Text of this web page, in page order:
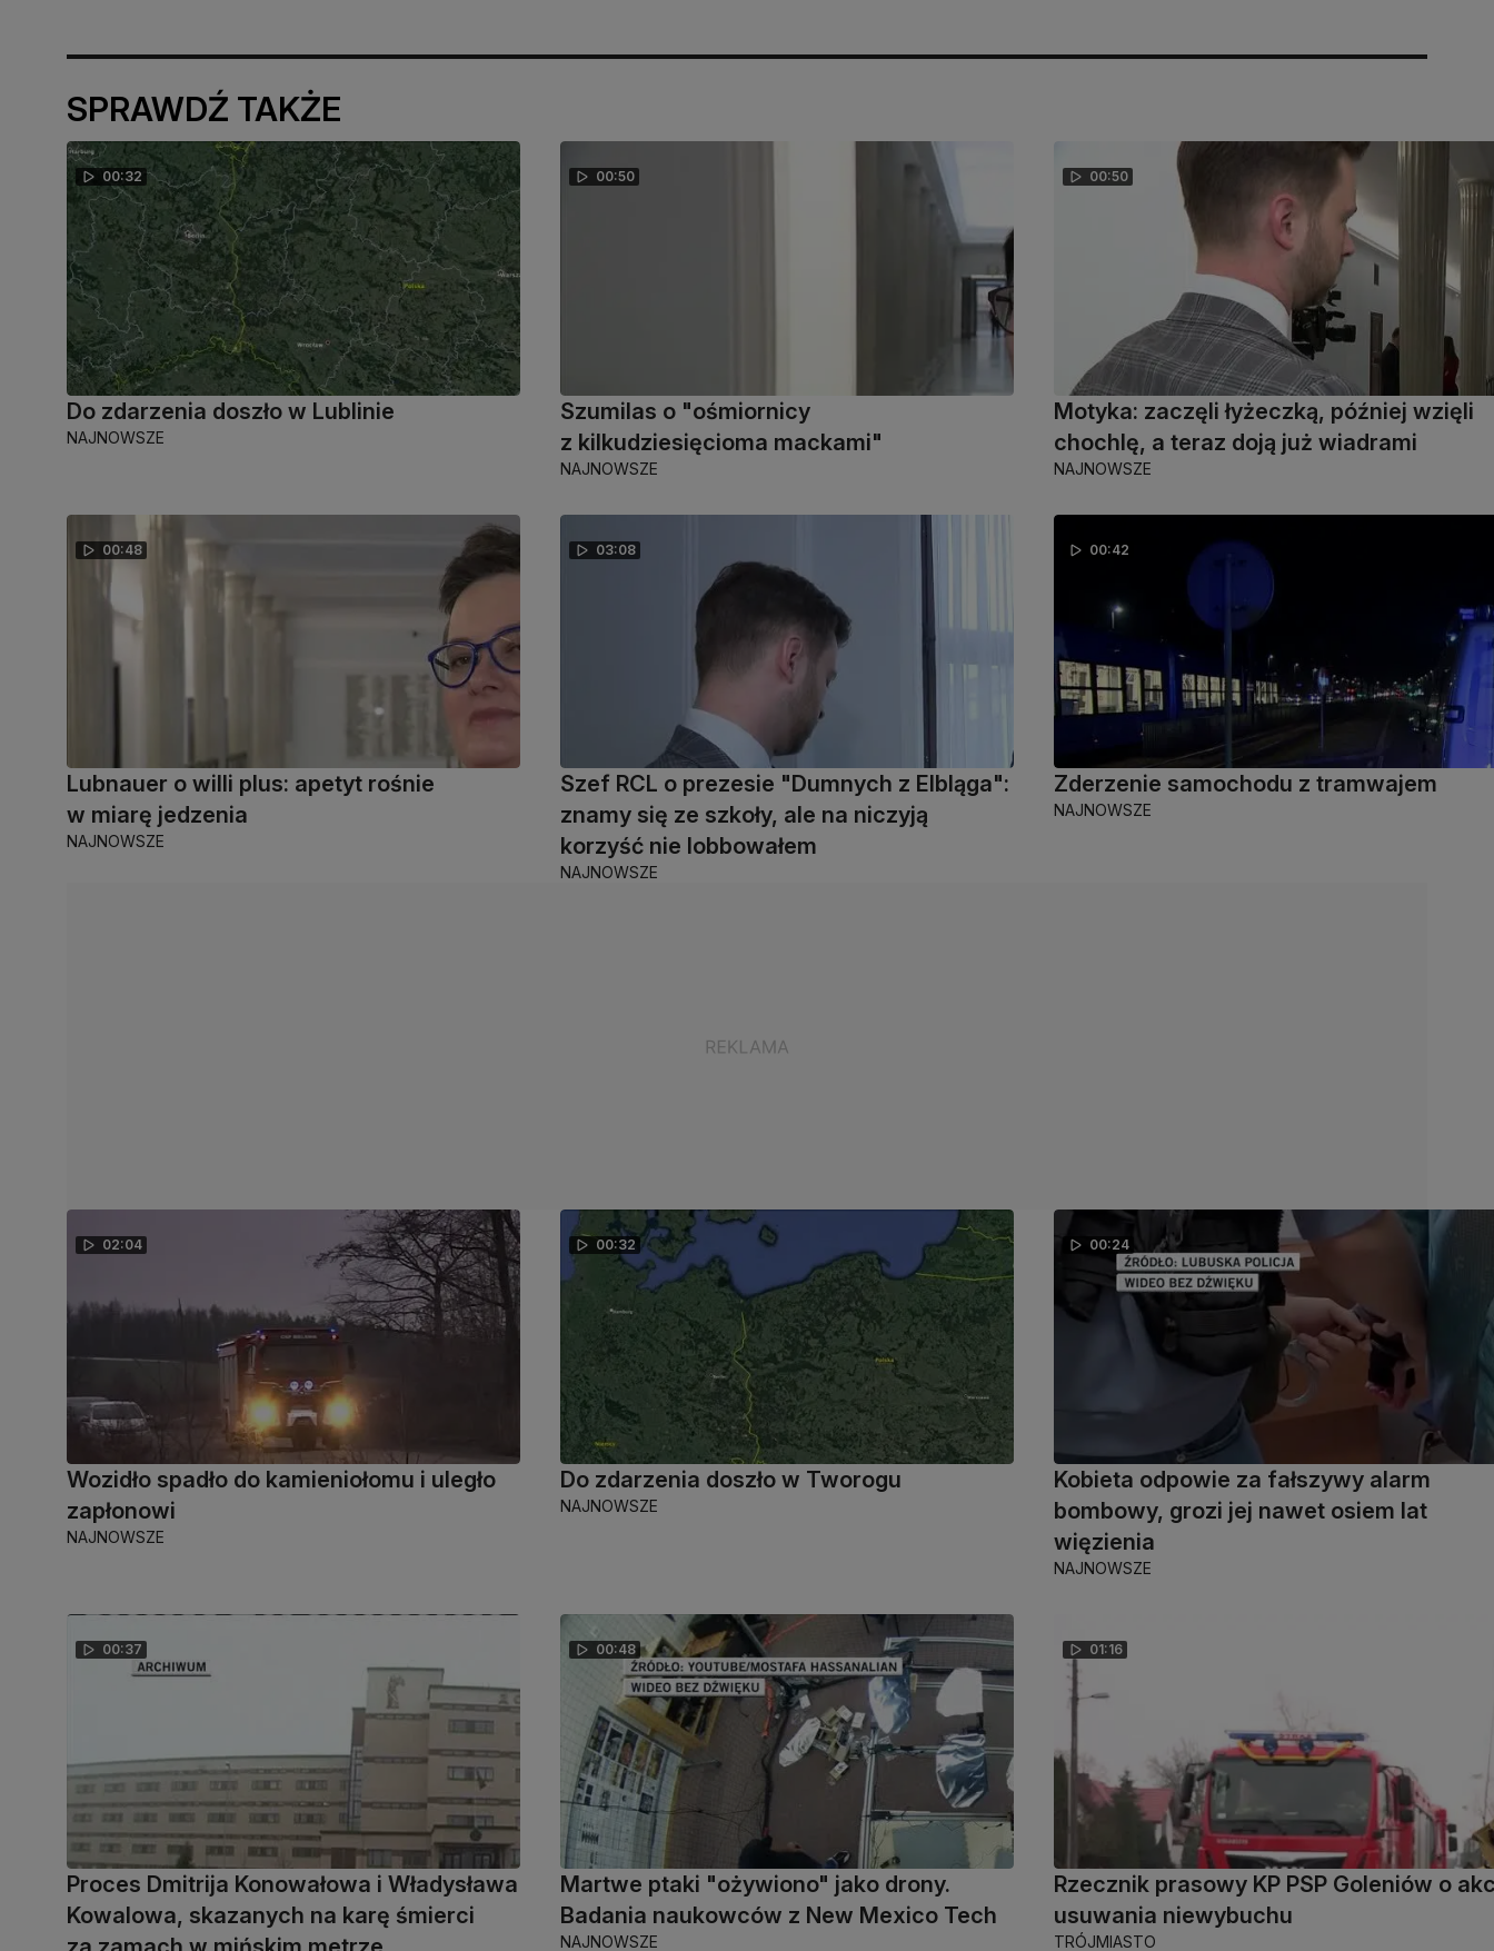
SPRAWDŹ TAKŻE
00:32
Do zdarzenia doszło w Lublinie
NAJNOWSZE
00:50
Szumilas o "ośmiornicy
z kilkudziesięcioma mackami"
NAJNOWSZE
00:50
Motyka: zaczęli łyżeczką, później wzięli
chochlę, a teraz doją już wiadrami
NAJNOWSZE
00:48
Lubnauer o willi plus: apetyt rośnie
w miarę jedzenia
NAJNOWSZE
03:08
Szef RCL o prezesie "Dumnych z Elbląga":
znamy się ze szkoły, ale na niczyją
korzyść nie lobbowałem
NAJNOWSZE
00:42
Zderzenie samochodu z tramwajem
NAJNOWSZE
02:04
Wozidło spadło do kamieniołomu i uległo
zapłonowi
NAJNOWSZE
00:32
Do zdarzenia doszło w Tworogu
NAJNOWSZE
00:24
Kobieta odpowie za fałszywy alarm
bombowy, grozi jej nawet osiem lat
więzienia
NAJNOWSZE
00:37
Proces Dmitrija Konowałowa i Władysława
Kowalowa, skazanych na karę śmierci
00:48
Martwe ptaki "ożywiono" jako drony.
Badania naukowców z New Mexico Tech
NAJNOWSZE
01:16
Rzecznik prasowy KP PSP Goleniów o
usuwania niewybuchu
TRÓJMIASTO